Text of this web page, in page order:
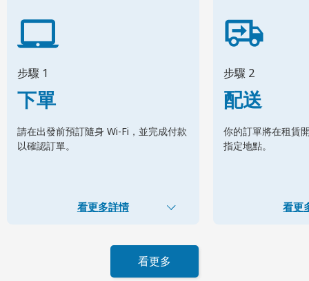
步驟 1
下單
請在出發前預訂隨身 Wi-Fi，並完成付款
以確認訂單。
看更多詳情
步驟 2
配送
你的訂單將在租賃
指定地點。
看更
看更多